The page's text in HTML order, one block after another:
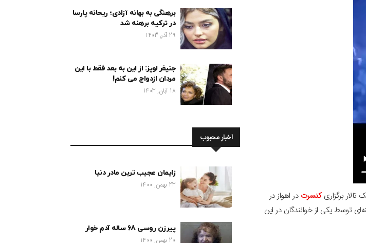
برگزاریکنسرت در اهواز در
توسط یکی از خوانندگان در این
برهنگی به بهانه آزادی؛ ریحانه پارسا
در ترکیه برهنه شد
29 آذر, 1403
جنیفر لوپز: از این به بعد فقط با این
مردان ازدواج می کنم!
18 آبان, 1403
اخبار محبوب
زایمان عجیب ترین مادر دنیا
23 بهمن, 1400
پیرزن روسی 68 ساله آدم خوار
20 بهمن, 1400